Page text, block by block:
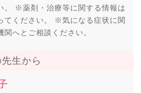
。 ※薬剤・治療等に関する情報は
てください。 ※気になる症状に関
関へとご相談ください。
生から